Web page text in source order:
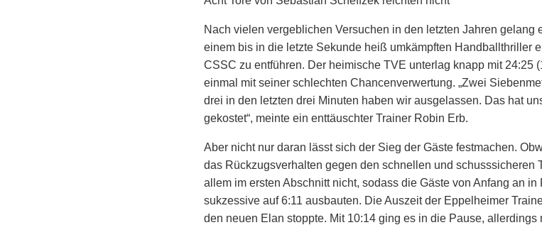
Nach vielen vergeblichen Versuchen in den letzten Jahren gelang
einem bis in die letzte Sekunde heiß umkämpften Handballthriller
CSSC zu entführen. Der heimische TVE unterlag knapp mit 24:25
einmal mit seiner schlechten Chancenverwertung. „Zwei
drei in den letzten drei Minuten haben wir ausgelassen. Das hat
gekostet“, meinte ein enttäuschter Trainer Robin Erb.
Aber nicht nur daran lässt sich der Sieg der Gäste festmachen.
das Rückzugsverhalten gegen den schnellen und schusssicheren
allem im ersten Abschnitt nicht, sodass die Gäste von Anfang an
sukzessive auf 6:11 ausbauten. Die Auszeit der Eppelheimer
den neuen Elan stoppte. Mit 10:14 ging es in die Pause,